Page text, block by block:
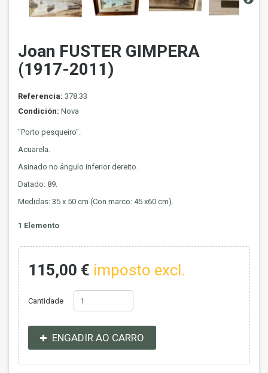
Joan FUSTER GIMPERA
(1917-2011)
Referencia: 378.33
Condición: Nova
"Porto pesqueiro".
Acuarela.
Asinado no ángulo inferior dereito.
Datado: 89.
Medidas: 35 x 50 cm (Con marco: 45 x60 cm).
1 Elemento
115,00 € imposto excl.
Cantidade
ENGADIR AO CARRO